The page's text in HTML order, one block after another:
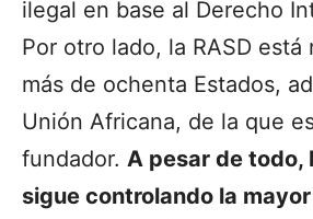
ilegal en base al Derecho
Por otro lado, la RASD
más de ochenta Estados,
Unión Africana, de la que
fundador. A pesar de todo,
sigue controlando la